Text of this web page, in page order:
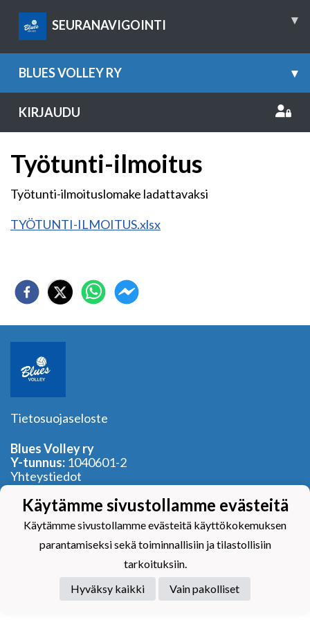
SEURANAVIGOINTI ▾
BLUES VOLLEY RY ▾
KIRJAUDU
Työtunti-ilmoitus
Työtunti-ilmoituslomake ladattavaksi
TYÖTUNTI-ILMOITUS.xlsx
Tietosuojaseloste
Blues Volley ry
Y-tunnus: 1040601-2
Yhteystiedot
Käytämme sivustollamme evästeitä
Käytämme sivustollamme evästeitä käyttökokemuksen
parantamiseksi sekä toiminnallisiin ja tilastollisiin
tarkoituksiin.
Hyväksy kaikki
Vain pakolliset